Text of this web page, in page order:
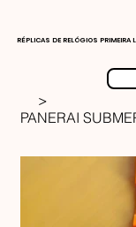
RÉPLICAS DE RELÓGIOS PRIMEIRA
>